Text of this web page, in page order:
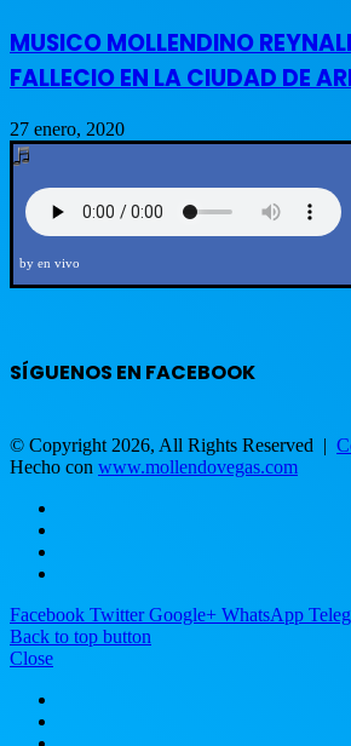
MUSICO MOLLENDINO
FALLECIO EN LA CIUDAD DE
27 enero, 2020
by en vivo
SÍGUENOS EN FACEBOOK
© Copyright 2026, All Rights Reserved |
Hecho con www.mollendovegas.com
Facebook Twitter Google+ WhatsApp
Back to top button
Close